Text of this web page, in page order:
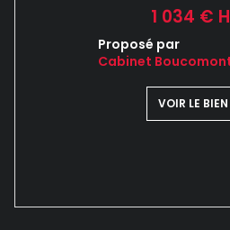
1 034 €
Proposé par
Cabinet
VOIR LE BIEN